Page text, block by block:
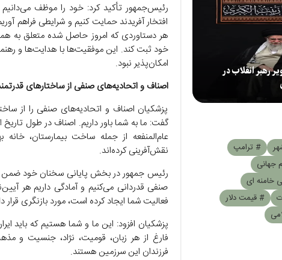
رئیس‌جمهور تأکید کرد: خود را موظف
افتخار آفریدند حمایت کنیم و شرایطی فراهم
هر دستاوردی که امروز حاصل شده متعلق به
خود ثبت کند. این موفقیت‌ها با هدایت‌ها و
امکان‌پذیر نبود.
اصناف و اتحادیه‌های صنفی از ساختارهای
پزشکیان اصناف و اتحادیه‌های صنفی را از
گفت: ما به شما باور داریم. اصناف در طول
عام‌المنفعه از جمله ساخت بیمارستان،
نقش‌آفرینی کرده‌اند.
رئیس جمهور در بخش پایانی سخنان خود ضمن
صنفی قدردانی می‌کنیم و آمادگی داریم هر
فعالیت شما ایجاد کرده است، مورد بازنگری قرار
پزشکیان افزود: این ما و شما هستیم که باید
فارغ از هر زبان، قومیت، نژاد، جنسیت و
فرزندان این سرزمین هستند.
رهبر انقلاب در
# ترامپ
جهانی
خامنه ای
# قیمت دلار